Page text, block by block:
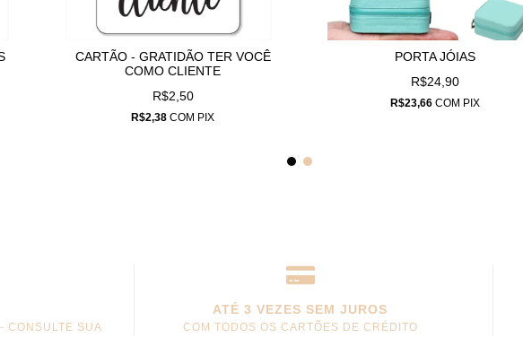
CARTÃO - GRATIDÃO TER VOCÊ
COMO CLIENTE
R$2,50
R$2,38COM PIX
PORTA JÓIAS
R$24,90
R$23,66COM PIX
CONSULTE SUA
ATÉ 3 VEZES SEM JUROS
COM TODOS OS CARTÕES DE CRÉDITO